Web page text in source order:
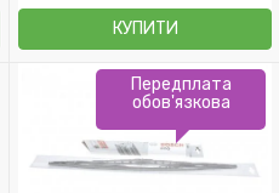
КУПИТИ
Передплата
обов'язкова